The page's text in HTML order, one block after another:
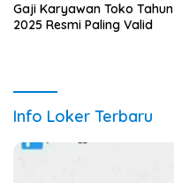
Gaji Karyawan Toko Tahun
2025 Resmi Paling Valid
Info Loker Terbaru